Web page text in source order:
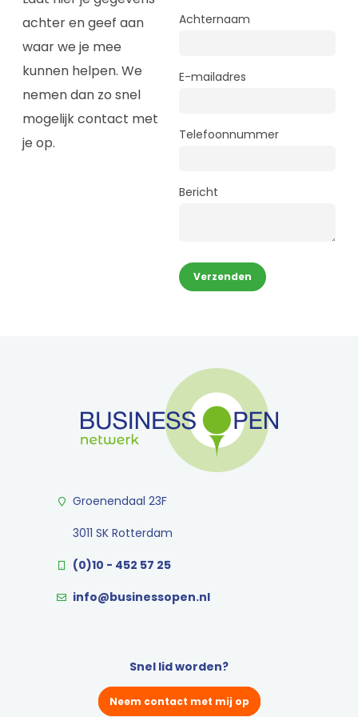
achter en geef aan
waar we je mee
kunnen helpen. We
nemen dan zo snel
mogelijk contact met
je op.
Achternaam
E-mailadres
Telefoonnummer
Bericht
Verzenden
Groenendaal 23F
3011 SK Rotterdam
(0)10 - 452 57 25
info@businessopen.nl
Snel lid worden?
Neem contact met mij op